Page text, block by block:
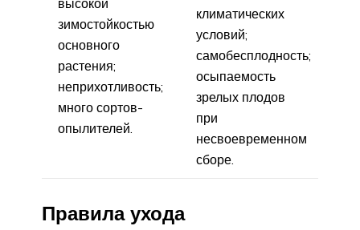
высокой
зимостойкостью
основного
растения;
неприхотливость;
много сортов-
опылителей.
климатических
условий;
самобесплодность;
осыпаемость
зрелых плодов
при
несвоевременном
сборе.
Правила ухода